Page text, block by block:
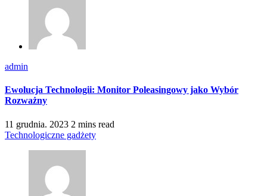
admin
Ewolucja Technologii: Monitor Poleasingowy jako Wybór
Rozważny
11 grudnia. 2023 2 mins read
Technologiczne gadżety